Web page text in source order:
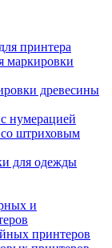
принтера
маркировки
древесины
нумерацией
штриховым
для одежды
и
принтеров